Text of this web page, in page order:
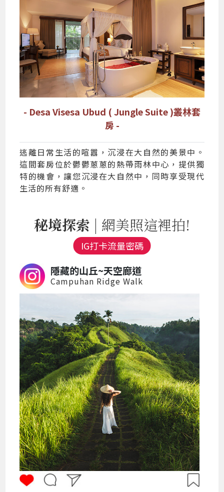
- Desa Visesa Ubud ( Jungle Suite )叢林套
房 -
逃離日常生活的喧囂，沉浸在大自然的美景中。
這間套房位於鬱鬱蔥蔥的熱帶雨林中心，提供獨
特的機會，讓您沉浸在大自然中，同時享受現代
生活的所有舒適。
秘境探索 | 網美照這裡拍!
IG打卡流量密碼
隱藏的山丘~天空廊道
Campuhan Ridge Walk